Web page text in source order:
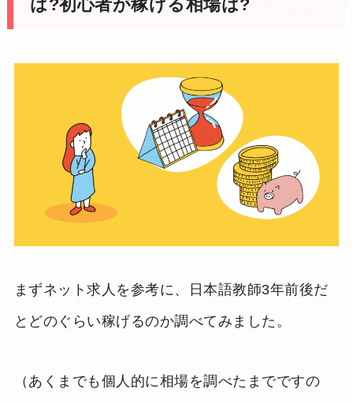
は?初心者が稼げる相場は?
まずネット求人を参考に、日本語教師3年前後だ
とどのぐらい稼げるのか調べてみました。
（あくまでも個人的に相場を調べたまでですの